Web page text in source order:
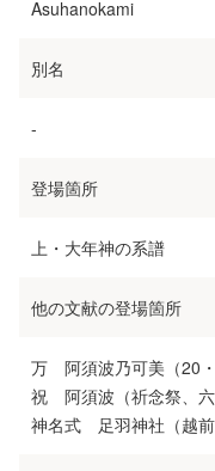
Asuhanokami
別名
-
登場箇所
上・大年神の系譜
他の文献の登場箇所
万 阿須波乃可美（20・
祝 阿須波（祈念祭、六
神名式 足羽神社（越前